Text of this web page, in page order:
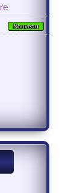
Nouveau